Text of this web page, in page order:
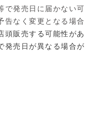
発売日に届かない可
告なく変更となる場
販売する可能性があ
売日が異なる場合が